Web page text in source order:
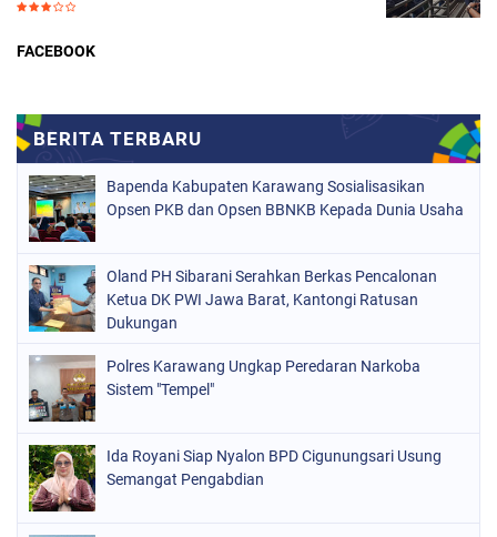
FACEBOOK
Bapenda Kabupaten Karawang Sosialisasikan
Opsen PKB dan Opsen BBNKB Kepada Dunia Usaha
Oland PH Sibarani Serahkan Berkas Pencalonan
Ketua DK PWI Jawa Barat, Kantongi Ratusan
Dukungan
Polres Karawang Ungkap Peredaran Narkoba
Sistem "Tempel"
Ida Royani Siap Nyalon BPD Cigunungsari Usung
Semangat Pengabdian